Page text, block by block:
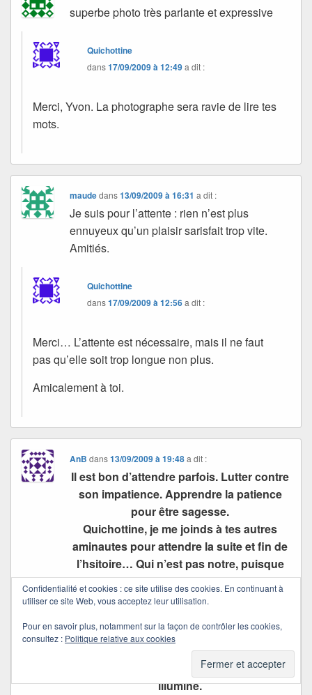
superbe photo très parlante et expressive
Quichottine
dans17/09/2009 à 12:49a dit :
Merci, Yvon. La photographe sera ravie de lire tes
mots.
maudedans13/09/2009 à 16:31 a dit :
Je suis pour l’attente : rien n’est plus
ennuyeux qu’un plaisir sarisfait trop vite.
Amitiés.
Quichottine
dans17/09/2009 à 12:56a dit :
Merci… L’attente est nécessaire, mais il ne faut
pas qu’elle soit trop longue non plus.
Amicalement à toi.
AnB dans13/09/2009 à 19:48 a dit :
Il est bon d’attendre parfois. Lutter contre
son impatience. Apprendre la patience
pour être sagesse.
Quichottine, je me joinds à tes autres
aminautes pour attendre la suite et fin de
l’hsitoire… Qui n’est pas notre, puisque
que Quichottine n’est pas en fin ; juste
en temps de pause pour se retrouver,
l’entourent… pour enfin nous revenir, à
nouveau, pleine de mots qui nous
réchauffent, et de fantaisie qui nous
illumine.
Confidentialité et cookies : ce site utilise des cookies. En continuant à
utiliser ce site Web, vous acceptez leur utilisation.
Pour en savoir plus, notamment sur la façon de contrôler les cookies,
consultez : Politique relative aux cookies